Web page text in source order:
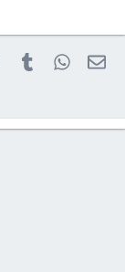
PinterestTumblr